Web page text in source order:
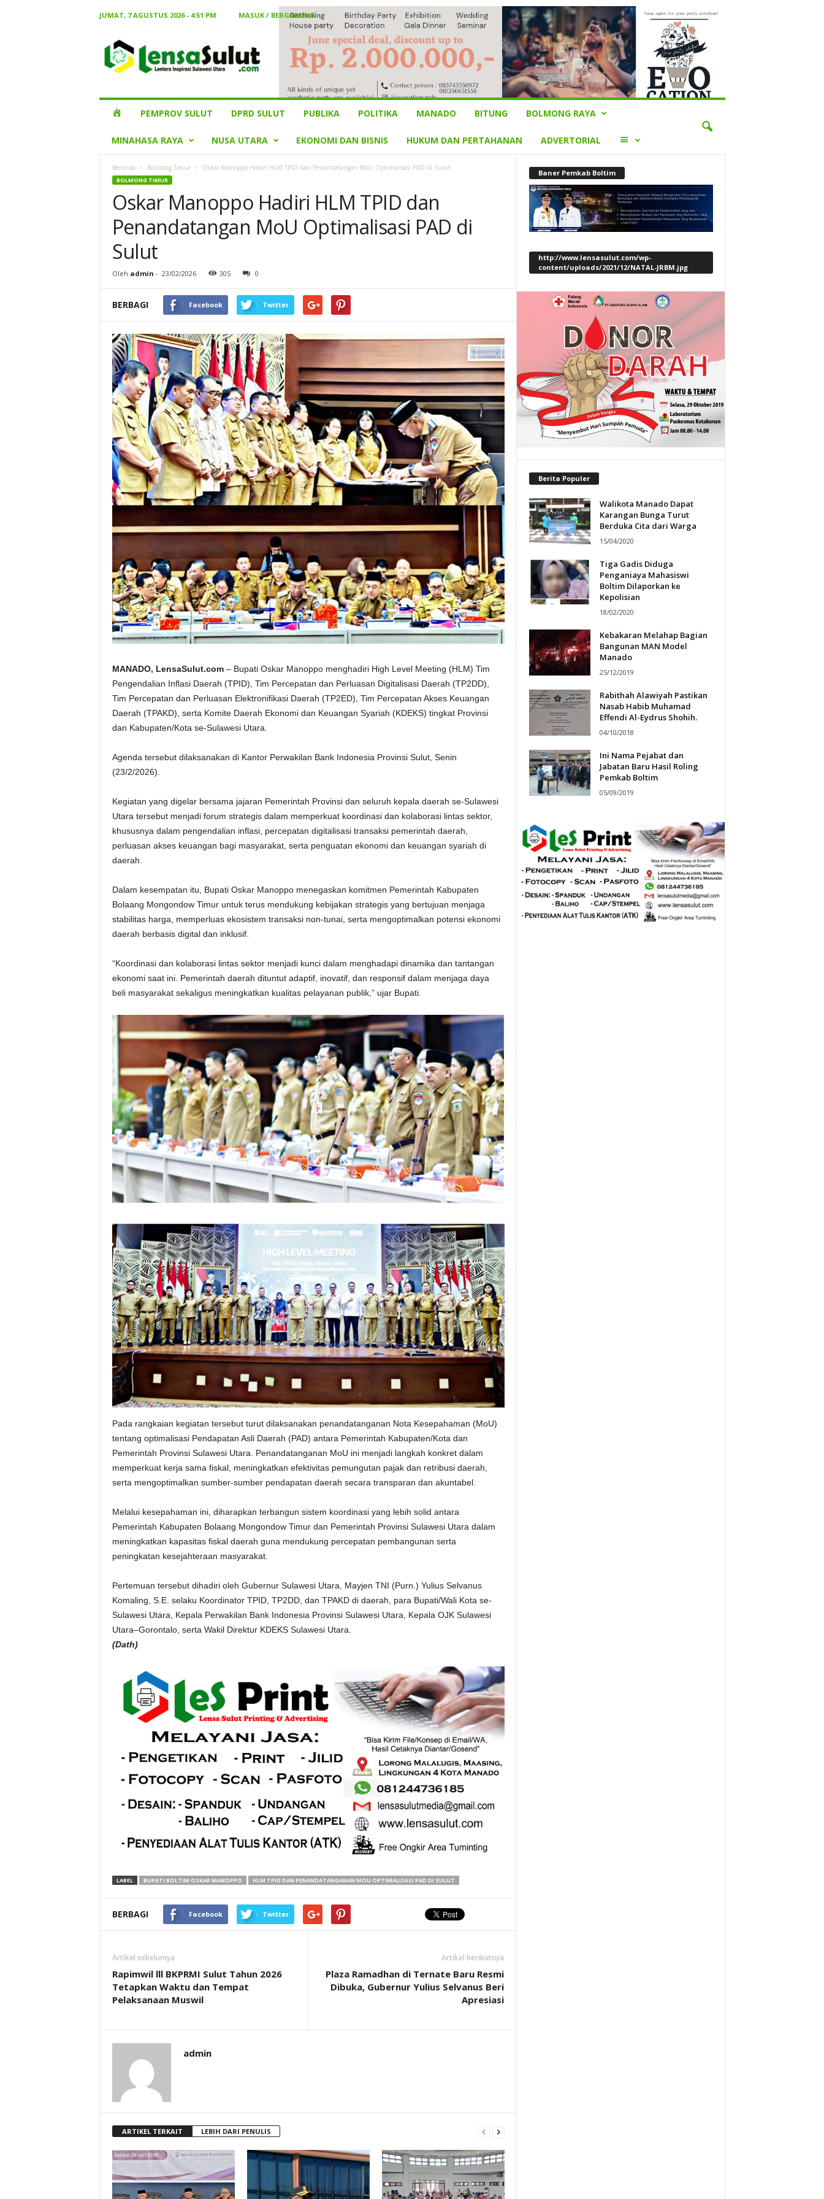
JUMAT, 7 AGUSTUS 2026 - 4:51 PM
MASUK / BERGABUNG
Sulut
HOMEPEMPROV SULUT DPRD SULUT PUBLIKA POLITIKA MANADO BITUNG BOLMONG RAYA
MINAHASA RAYA NUSA UTARA EKONOMI DAN BISNIS HUKUM DAN PERTAHANAN ADVERTORIAL LAINNYA
Beranda Bolmong Timur Oskar Manoppo Hadiri HLM TPID dan Penandatangan MoU Optimalisasi PAD di Sulut
BOLMONG TIMUR
Oskar Manoppo Hadiri HLM TPID dan
Penandatangan MoU Optimalisasi PAD di
Sulut
Oleh admin - 23/02/2026 305 0
BERBAGI Facebook Twitter
MANADO, LensaSulut.com– Bupati Oskar Manoppo menghadiri High Level Meeting (HLM) Tim
Pengendalian Inflasi Daerah (TPID), Tim Percepatan dan Perluasan Digitalisasi Daerah (TP2DD),
Tim Percepatan dan Perluasan Elektronifikasi Daerah (TP2ED), Tim Percepatan Akses Keuangan
Daerah (TPAKD), serta Komite Daerah Ekonomi dan Keuangan Syariah (KDEKS) tingkat Provinsi
dan Kabupaten/Kota se-Sulawesi Utara.
Agenda tersebut dilaksanakan di Kantor Perwakilan Bank Indonesia Provinsi Sulut, Senin
(23/2/2026).
Kegiatan yang digelar bersama jajaran Pemerintah Provinsi dan seluruh kepala daerah se-Sulawesi
Utara tersebut menjadi forum strategis dalam memperkuat koordinasi dan kolaborasi lintas sektor,
khususnya dalam pengendalian inflasi, percepatan digitalisasi transaksi pemerintah daerah,
perluasan akses keuangan bagi masyarakat, serta penguatan ekonomi dan keuangan syariah di
daerah.
Dalam kesempatan itu, Bupati Oskar Manoppo menegaskan komitmen Pemerintah Kabupaten
Bolaang Mongondow Timur untuk terus mendukung kebijakan strategis yang bertujuan menjaga
stabilitas harga, memperluas ekosistem transaksi non-tunai, serta mengoptimalkan potensi ekonomi
daerah berbasis digital dan inklusif.
“Koordinasi dan kolaborasi lintas sektor menjadi kunci dalam menghadapi dinamika dan tantangan
ekonomi saat ini. Pemerintah daerah dituntut adaptif, inovatif, dan responsif dalam menjaga daya
beli masyarakat sekaligus meningkatkan kualitas pelayanan publik,” ujar Bupati.
Pada rangkaian kegiatan tersebut turut dilaksanakan penandatanganan Nota Kesepahaman (MoU)
tentang optimalisasi Pendapatan Asli Daerah (PAD) antara Pemerintah Kabupaten/Kota dan
Pemerintah Provinsi Sulawesi Utara. Penandatanganan MoU ini menjadi langkah konkret dalam
memperkuat kerja sama fiskal, meningkatkan efektivitas pemungutan pajak dan retribusi daerah,
serta mengoptimalkan sumber-sumber pendapatan daerah secara transparan dan akuntabel.
Melalui kesepahaman ini, diharapkan terbangun sistem koordinasi yang lebih solid antara
Pemerintah Kabupaten Bolaang Mongondow Timur dan Pemerintah Provinsi Sulawesi Utara dalam
meningkatkan kapasitas fiskal daerah guna mendukung percepatan pembangunan serta
peningkatan kesejahteraan masyarakat.
Pertemuan tersebut dihadiri oleh Gubernur Sulawesi Utara, Mayjen TNI (Purn.) Yulius Selvanus
Komaling, S.E. selaku Koordinator TPID, TP2DD, dan TPAKD di daerah, para Bupati/Wali Kota se-
Sulawesi Utara, Kepala Perwakilan Bank Indonesia Provinsi Sulawesi Utara, Kepala OJK Sulawesi
Utara–Gorontalo, serta Wakil Direktur KDEKS Sulawesi Utara.
(Dath)
LABEL BUPATI BOLTIM OSKAR MANOPPO HLM TPID DAN PENANDATANGANAN MOU OPTIMALISASI PAD DI SULUT
BERBAGI Facebook Twitter
Artikel sebelumya
Rapimwil lll BKPRMI Sulut Tahun 2026
Tetapkan Waktu dan Tempat
Pelaksanaan Muswil
Artikel berikutnya
Plaza Ramadhan di Ternate Baru Resmi
Dibuka, Gubernur Yulius Selvanus Beri
Apresiasi
admin
ARTIKEL TERKAIT LEBIH DARI PENULIS
Baner Pemkab Boltim
http://www.lensasulut.com/wp-
content/uploads/2021/12/NATAL-JRBM.jpg
Berita Populer
Walikota Manado Dapat
Karangan Bunga Turut
Berduka Cita dari Warga
15/04/2020
Tiga Gadis Diduga
Penganiaya Mahasiswi
Boltim Dilaporkan ke
Kepolisian
18/02/2020
Kebakaran Melahap Bagian
Bangunan MAN Model
Manado
25/12/2019
Rabithah Alawiyah Pastikan
Nasab Habib Muhamad
Effendi Al-Eydrus Shohih.
04/10/2018
Ini Nama Pejabat dan
Jabatan Baru Hasil Roling
Pemkab Boltim
05/09/2019